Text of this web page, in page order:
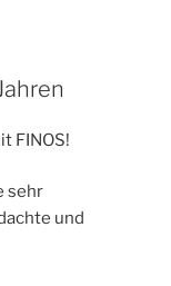
FINOS!
sehr
und